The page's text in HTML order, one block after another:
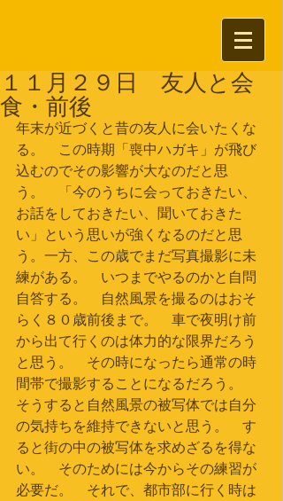
１１月２９日 友人と会
食・前後
年末が近づくと昔の友人に会いたくな
る。　この時期「喪中ハガキ」が飛び
込むのでその影響が大なのだと思
う。　「今のうちに会っておきたい、
お話をしておきたい、聞いておきた
い」という思いが強くなるのだと思
う。一方、この歳でまだ写真撮影に未
練がある。　いつまでやるのかと自問
自答する。　自然風景を撮るのはおそ
らく８０歳前後まで。　車で夜明け前
から出て行くのは体力的な限界だろう
と思う。　その時になったら通常の時
間帯で撮影することになるだろう。
そうすると自然風景の被写体では自分
の気持ちを維持できないと思う。　す
ると街の中の被写体を求めざるを得な
い。　そのためには今からその練習が
必要だ。　それで、都市部に行く時は